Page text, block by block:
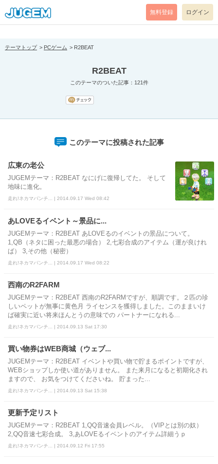
[pear_error: message="Success" code=0 mode=return level=notice
prefix="" info=""]
無料登録 ログイン
テーマトップ PCゲーム R2BEAT
R2BEAT
このテーマのついた記事：121件
このテーマに投稿された記事
広東の老公
JUGEMテーマ：R2BEAT なにげに復帰してた。 そして
地味に進化。
走れ!ネカマバンチ... | 2014.09.17 Wed 08:42
あLOVEるイベント～景品に...
JUGEMテーマ：R2BEAT あLOVEるのイベントの景品について。
1,QB（ネタに困った最悪の場合） 2,七彩合成のアイテム（運が良けれ
ば） 3,その他（秘密）
走れ!ネカマバンチ... | 2014.09.17 Wed 08:22
西南のR2FARM
JUGEMテーマ：R2BEAT 西南のR2FARMですが、順調です。２匹の珍
しいペットが無事に黄色月 ライセンスを獲得しました。このままいけ
ば確実に近い将来ほんとうの意味での パートナーになれる...
走れ!ネカマバンチ... | 2014.09.13 Sat 17:30
買い物券はWEB商城（ウェブ...
JUGEMテーマ：R2BEAT イベントや買い物で貯まるポイントですが、
WEBショップしか使い道がありません。 また来月になると初期化され
ますので、 お気をつけてくださいね。 貯まった...
走れ!ネカマバンチ... | 2014.09.13 Sat 15:38
更新予定リスト
JUGEMテーマ：R2BEAT 1,QQ音速会員レベル。（VIPとは別の奴）
2,QQ音速七彩合成。 3,あLOVEるイベントのアイテム詳細うｐ
走れ!ネカマバンチ... | 2014.09.12 Fri 17:55